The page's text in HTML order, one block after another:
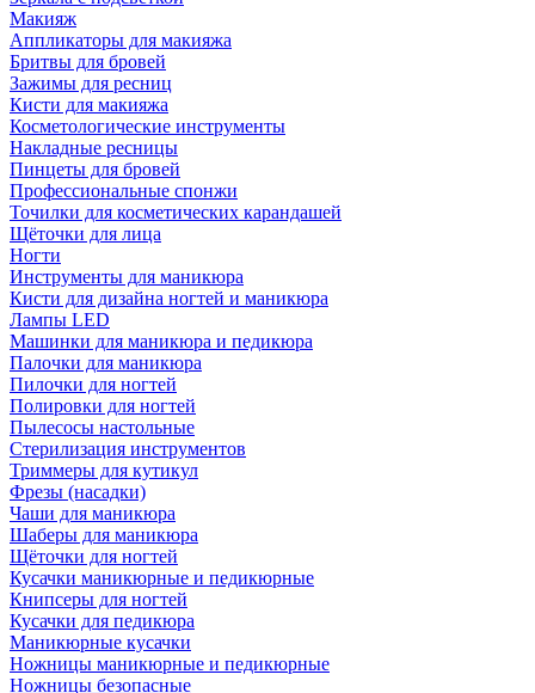
Макияж
Аппликаторы для макияжа
Бритвы для бровей
Зажимы для ресниц
Кисти для макияжа
Косметологические инструменты
Накладные ресницы
Пинцеты для бровей
Профессиональные спонжи
Точилки для косметических карандашей
Щёточки для лица
Ногти
Инструменты для маникюра
Кисти для дизайна ногтей и маникюра
Лампы LED
Машинки для маникюра и педикюра
Палочки для маникюра
Пилочки для ногтей
Полировки для ногтей
Пылесосы настольные
Стерилизация инструментов
Триммеры для кутикул
Фрезы (насадки)
Чаши для маникюра
Шаберы для маникюра
Щёточки для ногтей
Кусачки маникюрные и педикюрные
Книпсеры для ногтей
Кусачки для педикюра
Маникюрные кусачки
Ножницы маникюрные и педикюрные
Ножницы безопасные